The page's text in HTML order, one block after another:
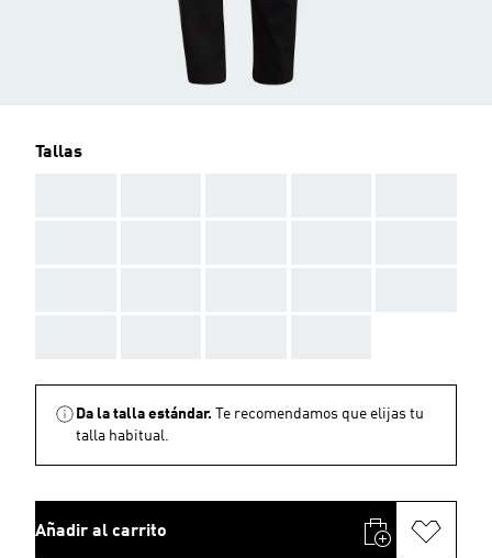
Tallas
Da la talla estándar.
Te recomendamos que elijas tu
talla habitual.
Añadir al carrito